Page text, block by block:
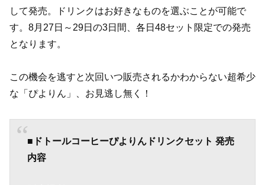
して発売。ドリンクはお好きなものを選ぶことが可能で
す。8月27日～29日の3日間、各日48セット限定での発売
となります。
この機会を逃すと次回いつ販売されるかわからない超希少
な「ぴよりん」、お見逃し無く！
■ ドトールコーヒーぴよりんドリンクセット 発売
内容